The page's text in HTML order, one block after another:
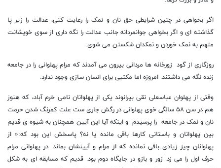
اگر بخواهی در چنین شرایطی حق نان و نمک را رعایت کنی، عدالت را زیر پا
گذاشته ای و اگر بخواهی جوانمردانه جانب عدالت را نگه داری از سوی خویشانت
متهم به نمک خوردن و نمکدان شکستن می شوی.
روزگاری از گود زورخانه ها مردانی بیرون می آمدند که مرام پهلوانی را در جامعه
زنده نگه می داشتند. امروزه اما مکتبی برای انسان سازی وجود ندارد.
وقتی از پهلوان عباسعلی نقی بیرانوند یکی از پهلوانان نامی خرم آباد، که هنوز
هم در سن ۵۸ سالگی خوی پهلوانی در رگش جاری ست علت کمرنگ شدن حرمت
نان و نمک در جامعه را پرسیدم و اینکه آیا این آیین همچنان به شیوه ی قدیم
بین پهلوانان و باستانی کارها باقی مانده یا نه؟ پاسخش این بود که:« از
پهلوانان چیز زیادی باقی نمانده که از مرام و آیینشان بماند. در پهلوانی مرام
حرف اول را می زد. زور و بازو در جایگاه دوم بود. قدیم که مسابقه ای به شکل